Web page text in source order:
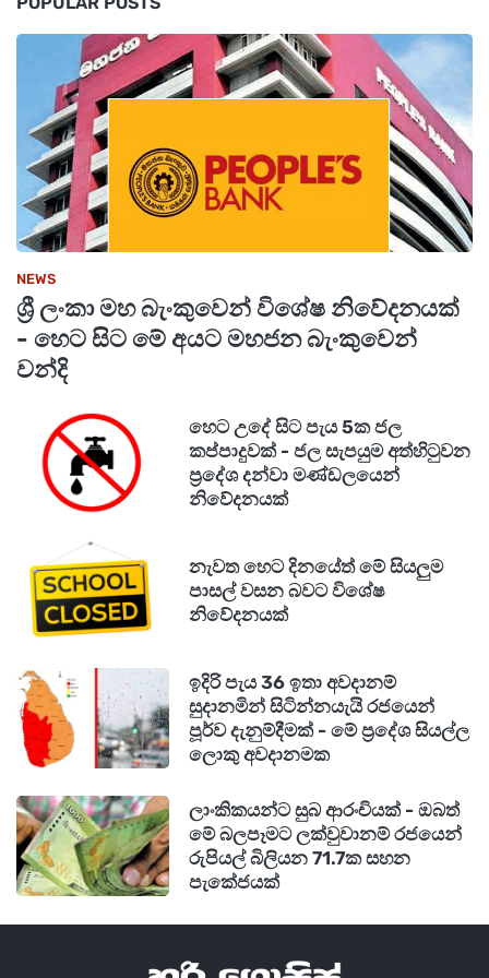
NEWS
ශ්‍රී ලංකා මහ බැංකුවෙන් විශේෂ නිවේදනයක්
- හෙට සිට මේ අයට මහජන බැංකුවෙන්
වන්දි
හෙට උදේ සිට පැය 5ක ජල
කප්පාදුවක් - ජල සැපයුම අත්හිටුවන
ප්‍රදේශ දන්වා මණ්ඩලයෙන්
නිවේදනයක්
නැවත හෙට දිනයේත් මේ සියලුම
පාසල් වසන බවට විශේෂ
නිවේදනයක්
ඉදිරි පැය 36 ඉතා අවදානම්
සුදානමින් සිටින්නයැයි රජයෙන්
පූර්ව දැනුම්දීමක් - මේ ප්‍රදේශ සියල්ල
ලොකු අවදානමක
ලාංකිකයන්ට සුබ ආරංචියක් - ඔබත්
මේ බලපෑමට ලක්වුවානම් රජයෙන්
රුපියල් බිලියන 71.7ක සහන
පැකේජයක්